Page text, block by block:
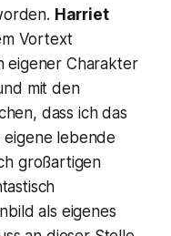
Harriet
Vortext
eigener Charakter
mit den
dass ich das
eigene lebende
großartigen
als eigenes